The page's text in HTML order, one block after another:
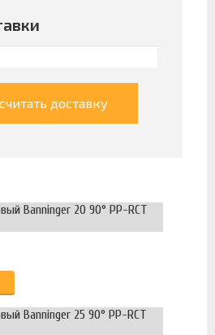
доставку
Banninger 20 90° PP-RCT
Banninger 25 90° PP-RCT